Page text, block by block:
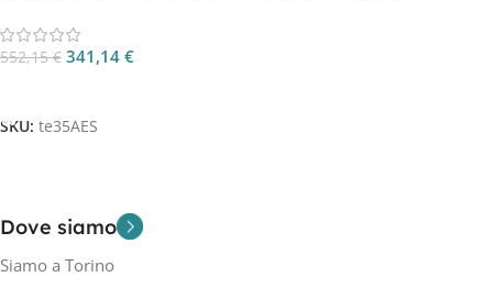
552,15€ 341,14 €
SKU: te35AES
Dove siamo
Siamo a Torino